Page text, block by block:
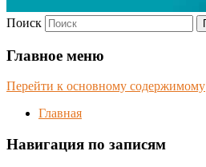
Поиск
Главное меню
Перейти к основному содержимому
Главная
Навигация по записям